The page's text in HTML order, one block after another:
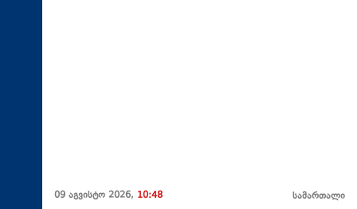
09 აგვისტო 2026, 10:48 სამართალი